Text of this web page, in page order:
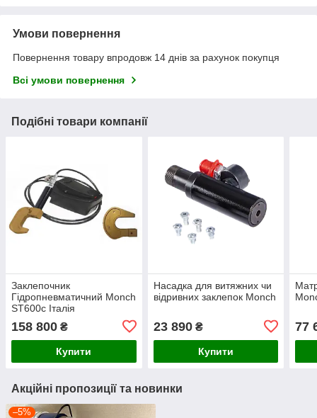
Умови повернення
Повернення товару впродовж 14 днів за рахунок покупця
Всі умови повернення
Подібні товари компанії
Заклепочник
Гідропневматичний Monch
ST600c Італія
158 800 ₴
Купити
Насадка для витяжних чи
відривних заклепок Monch
23 890₴
Купити
77
Акційні пропозиції та новинки
–5%